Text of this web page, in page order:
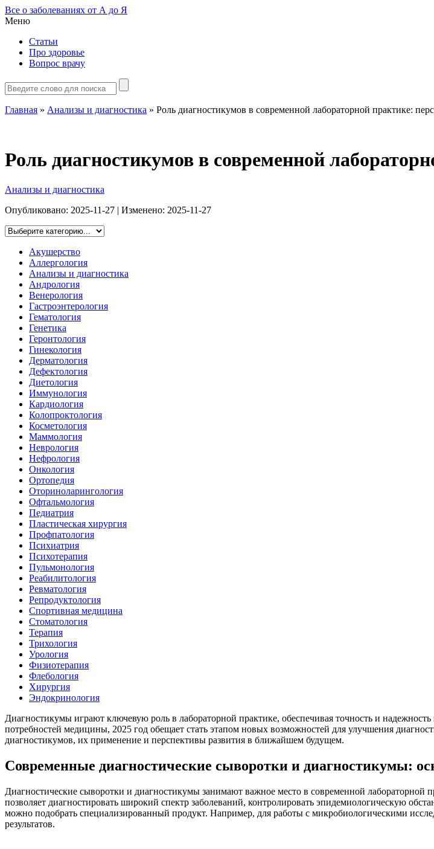
Все о заболеваниях от А до Я
Меню
Статьи
Про здоровье
Вопрос врачу
Главная » Анализы и диагностика » Роль диагностикумов в современной лабораторной практике:
Роль диагностикумов в современной
Анализы и диагностика
Опубликовано: 2025-11-27 | Изменено: 2025-11-27
Акушерство
Аллергология
Анализы и диагностика
Андрология
Венерология
Гастроэнтерология
Гематология
Генетика
Геронтология
Гинекология
Дерматология
Дефектология
Диетология
Иммунология
Кардиология
Колопроктология
Косметология
Маммология
Неврология
Нефрология
Онкология
Ортопедия
Оториноларингология
Офтальмология
Педиатрия
Пластическая хирургия
Профпатология
Психиатрия
Психотерапия
Пульмонология
Реабилитология
Ревматология
Репродуктология
Спортивная медицина
Стоматология
Терапия
Трихология
Урология
Физиотерапия
Флебология
Хирургия
Эндокринология
Диагностикумы играют ключевую роль в лабораторной практике, обеспечивая точность и
потребностей медицины, 2025 год обещает стать этапом новых возможностей для улучшения
диагностикумов, их применение и перспективы развития в ближайшем будущем.
Современные диагностические сыворотки и диагностикумы:
Диагностические сыворотки и диагностикумы занимают важное место в современной лабораторной
позволяет диагностировать широкий спектр заболеваний, контролировать эпидемиологическую
можно подобрать специализированный продукт. Например, для работы с микробиологическими
результатов.